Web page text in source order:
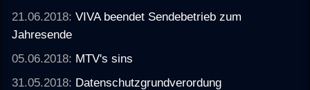
21.06.2018:VIVA beendet Sendebetrieb zum
Jahresende
05.06.2018: MTV's sins
31.05.2018: Datenschutzgrundverordung